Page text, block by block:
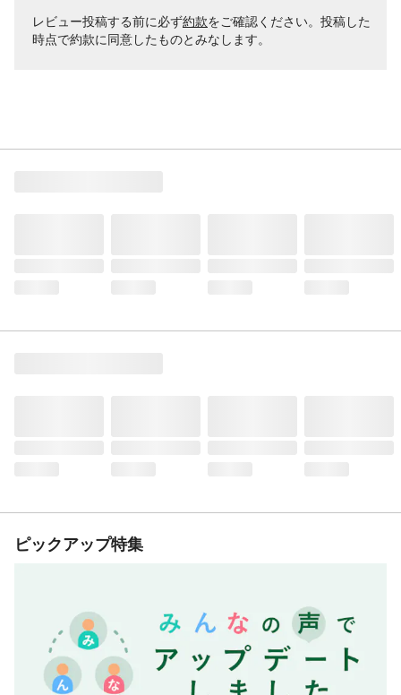
レビュー投稿する前に必ず約款をご確認ください。投稿した
時点で約款に同意したものとみなします。
ピックアップ特集